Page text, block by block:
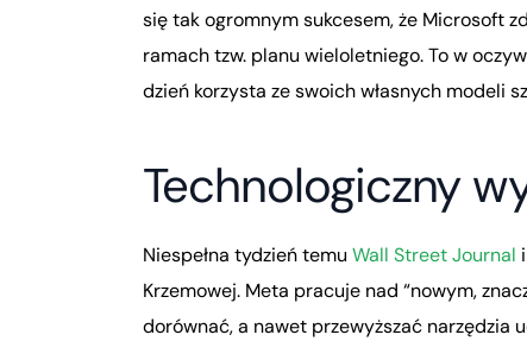
się tak ogromnym sukcesem, że Microsoft
ramach tzw. planu wieloletniego. To w
dzień korzysta ze swoich własnych modeli
Technologiczny
Niespełna tydzień temu Wall Street Journal
Krzemowej. Meta pracuje nad “nowym,
dorównać, a nawet przewyższać narzędzia